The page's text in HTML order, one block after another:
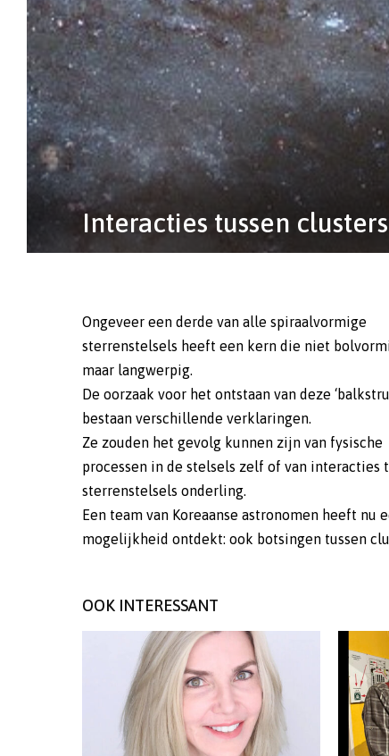
Interacties tussen
Ongeveer een derde van alle spiraalvormige
sterrenstelsels heeft een kern die niet
maar langwerpig.
De oorzaak voor het ontstaan van deze
bestaan verschillende verklaringen.
Ze zouden het gevolg kunnen zijn van fysische
processen in de stelsels zelf of van interacties
sterrenstelsels onderling.
Een team van Koreaanse astronomen heeft nu
mogelijkheid ontdekt: ook botsingen tussen
OOK INTERESSANT